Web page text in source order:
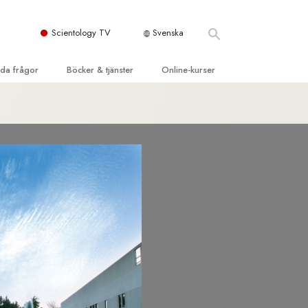
Scientology TV Svenska
frågor
organisationer
Böcker & tjänster
tjänster
Online-kurser
Lösningar för en farlig omgivning
Assister för sjukdomar och skador
Integritet och ärlighet
Äktenskap
Den emotionella Tonskalan